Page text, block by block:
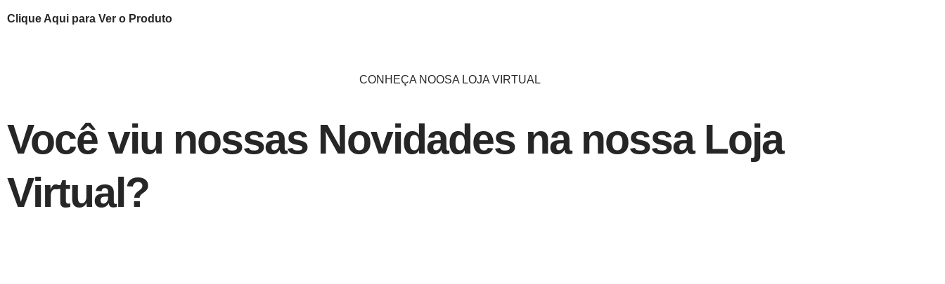
Clique Aqui para Ver o Produto
CONHEÇA NOOSA LOJA VIRTUAL
Você viu nossas Novidades na nossa Loja
Virtual?